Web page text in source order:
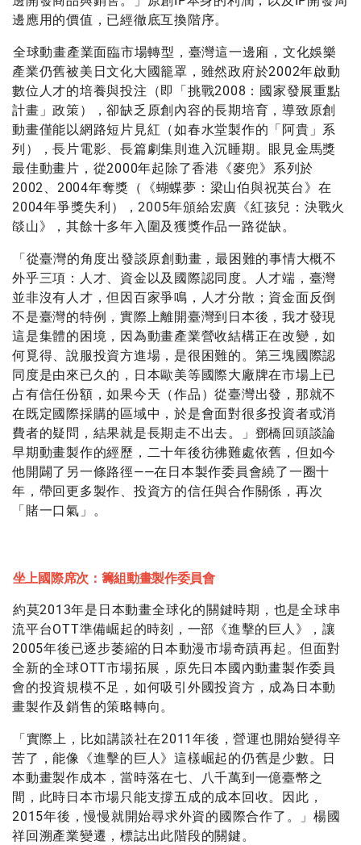
邊應用的價值，已經徹底互換階序。
全球動畫產業面臨市場轉型，臺灣這一邊廂，文化娛樂
產業仍舊被美日文化大國籠罩，雖然政府於2002年啟動
數位人才的培養與投注（即「挑戰2008：國家發展重點
計畫」政策），卻缺乏原創內容的長期培育，導致原創
動畫僅能以網路短片見紅（如春水堂製作的「阿貴」系
列），長片電影、長篇劇集則進入沉睡期。眼見金馬獎
最佳動畫片，從2000年起除了香港《麥兜》系列於
2002、2004年奪獎（《蝴蝶夢：梁山伯與祝英台》在
2004年爭獎失利），2005年頒給宏廣《紅孩兒：決戰火
燄山》，其餘十多年入圍及獲獎作品一路從缺。
「從臺灣的角度出發談原創動畫，最困難的事情大概不
外乎三項：人才、資金以及國際認同度。人才端，臺灣
並非沒有人才，但因百家爭鳴，人才分散；資金面反倒
不是臺灣的特例，實際上離開臺灣到日本後，我才發現
這是集體的困境，因為動畫產業營收結構正在改變，如
何覓得、說服投資方進場，是很困難的。第三塊國際認
同度是由來已久的，日本歐美等國際大廠牌在市場上已
占有信任份額，如果今天（作品）從臺灣出發，那就不
在既定國際採購的區域中，於是會面對很多投資者或消
費者的疑問，結果就是長期走不出去。」鄧橋回頭談論
早期動畫製作的經歷，二十年後彷彿難處依舊，但如今
他開闢了另一條路徑——在日本製作委員會繞了一圈十
年，帶回更多製作、投資方的信任與合作關係，再次
「賭一口氣」。
坐上國際席次：籌組動畫製作委員會
約莫2013年是日本動畫全球化的關鍵時期，也是全球串
流平台OTT準備崛起的時刻，一部《進擊的巨人》，讓
2005年後已逐步萎縮的日本動漫市場奇蹟再起。但面對
全新的全球OTT市場拓展，原先日本國內動畫製作委員
會的投資規模不足，如何吸引外國投資方，成為日本動
畫製作及銷售的策略轉向。
「實際上，比如講談社在2011年後，營運也開始變得辛
苦了，能像《進擊的巨人》這樣崛起的仍舊是少數。日
本動畫製作成本，當時落在七、八千萬到一億臺幣之
間，此時日本市場只能支撐五成的成本回收。因此，
2015年後，慢慢就開始尋求外資的國際合作了。」楊國
祥回溯產業變遷，標誌出此階段的關鍵。